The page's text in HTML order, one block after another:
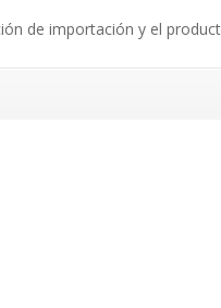
de importación y el